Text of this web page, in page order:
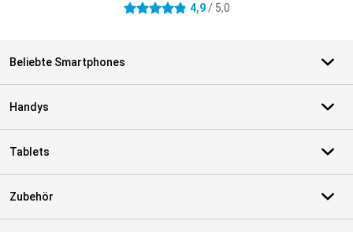
4.9 Sterne 4,9/ 5,0
Beliebte Smartphones
Handys
Tablets
Zubehör